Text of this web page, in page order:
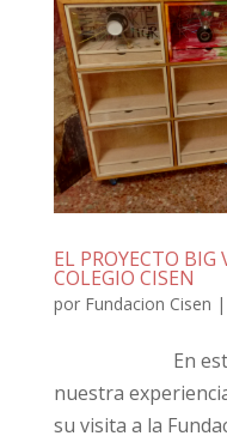
EL PROYECTO BIG
COLEGIO CISEN
por Fundacion Cisen |
En este
nuestra
su visita a la